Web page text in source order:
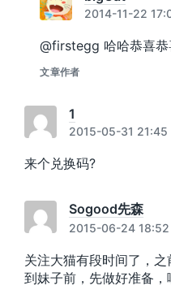
2014-11-22
@firstegg 哈哈恭喜恭
文章作者
1
2015-05-31 21:45
来个兑换码?
Sogood先森
2015-06-24 18:52
关注大猫有段时间了，
到妹子前，先做好准备，